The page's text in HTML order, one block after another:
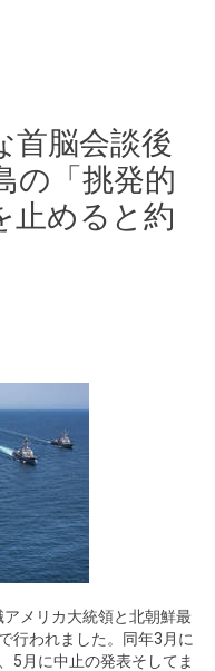
首脳会談後
の「挑発的
止めると約
メリカ大統領と北朝鮮最
行われました。同年3月に
5月に中止の発表そしてま